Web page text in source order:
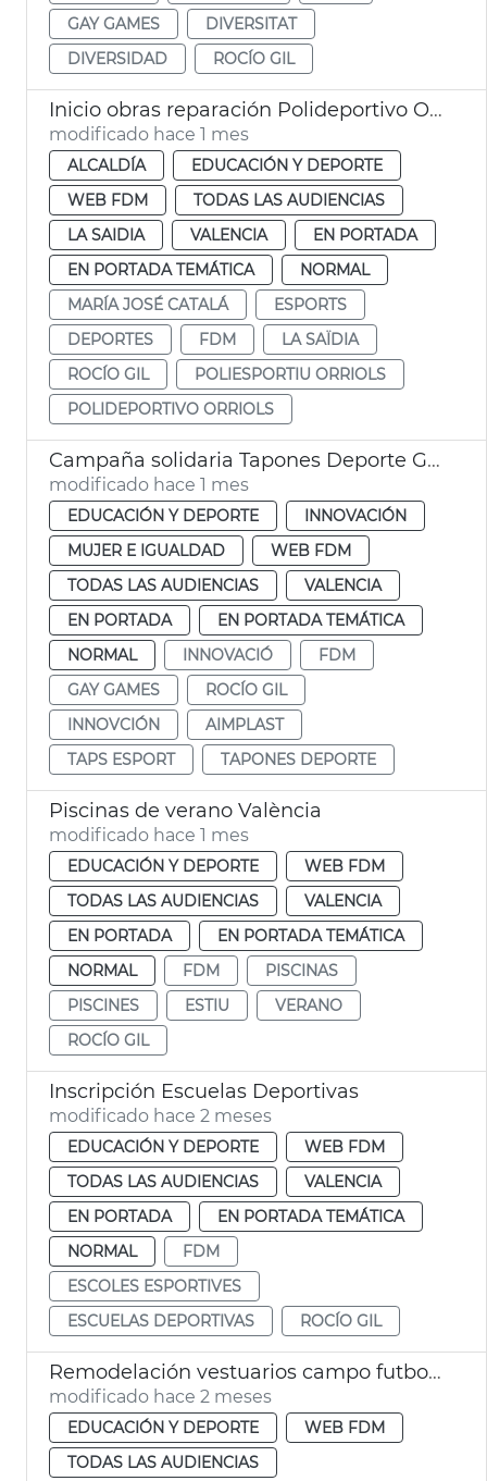
GAY GAMES
DIVERSITAT
DIVERSIDAD
ROCÍO GIL
Inicio obras reparación Polideportivo Orriols València
modificado hace 1 mes
ALCALDÍA
EDUCACIÓN Y DEPORTE
WEB FDM
TODAS LAS AUDIENCIAS
LA SAIDIA
VALENCIA
EN PORTADA
EN PORTADA TEMÁTICA
NORMAL
MARÍA JOSÉ CATALÁ
ESPORTS
DEPORTES
FDM
LA SAÏDIA
ROCÍO GIL
POLIESPORTIU ORRIOLS
POLIDEPORTIVO ORRIOLS
Campaña solidaria Tapones Deporte Gay Games
modificado hace 1 mes
EDUCACIÓN Y DEPORTE
INNOVACIÓN
MUJER E IGUALDAD
WEB FDM
TODAS LAS AUDIENCIAS
VALENCIA
EN PORTADA
EN PORTADA TEMÁTICA
NORMAL
INNOVACIÓ
FDM
GAY GAMES
ROCÍO GIL
INNOVCIÓN
AIMPLAST
TAPS ESPORT
TAPONES DEPORTE
Piscinas de verano València
modificado hace 1 mes
EDUCACIÓN Y DEPORTE
WEB FDM
TODAS LAS AUDIENCIAS
VALENCIA
EN PORTADA
EN PORTADA TEMÁTICA
NORMAL
FDM
PISCINAS
PISCINES
ESTIU
VERANO
ROCÍO GIL
Inscripción Escuelas Deportivas
modificado hace 2 meses
EDUCACIÓN Y DEPORTE
WEB FDM
TODAS LAS AUDIENCIAS
VALENCIA
EN PORTADA
EN PORTADA TEMÁTICA
NORMAL
FDM
ESCOLES ESPORTIVES
ESCUELAS DEPORTIVAS
ROCÍO GIL
Remodelación vestuarios campo futbol la Malva-rosa València
modificado hace 2 meses
EDUCACIÓN Y DEPORTE
WEB FDM
TODAS LAS AUDIENCIAS